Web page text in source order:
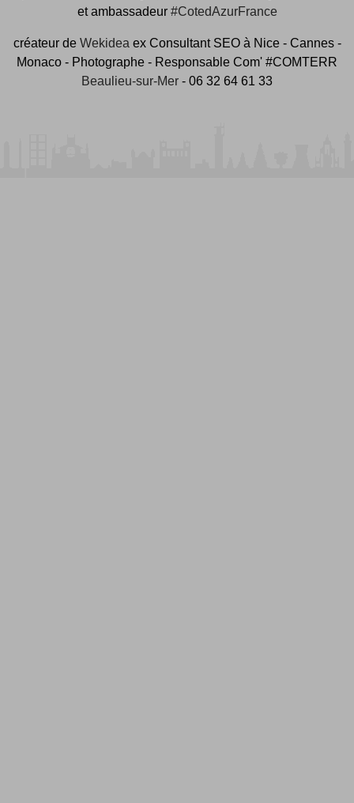
et ambassadeur #CotedAzurFrance
créateur de Wekidea ex Consultant SEO à Nice - Cannes -
Monaco - Photographe - Responsable Com' #COMTERR
Beaulieu-sur-Mer - 06 32 64 61 33